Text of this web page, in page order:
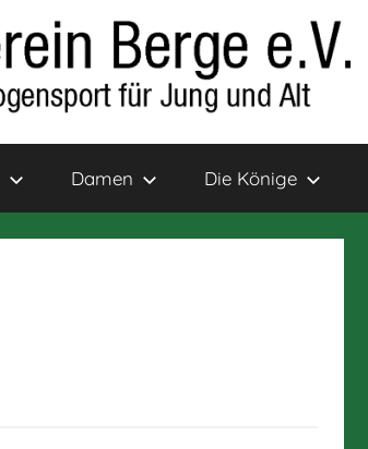
Damen Die Könige